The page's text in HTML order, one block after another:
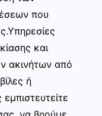
που
και
ακινήτων από
ή